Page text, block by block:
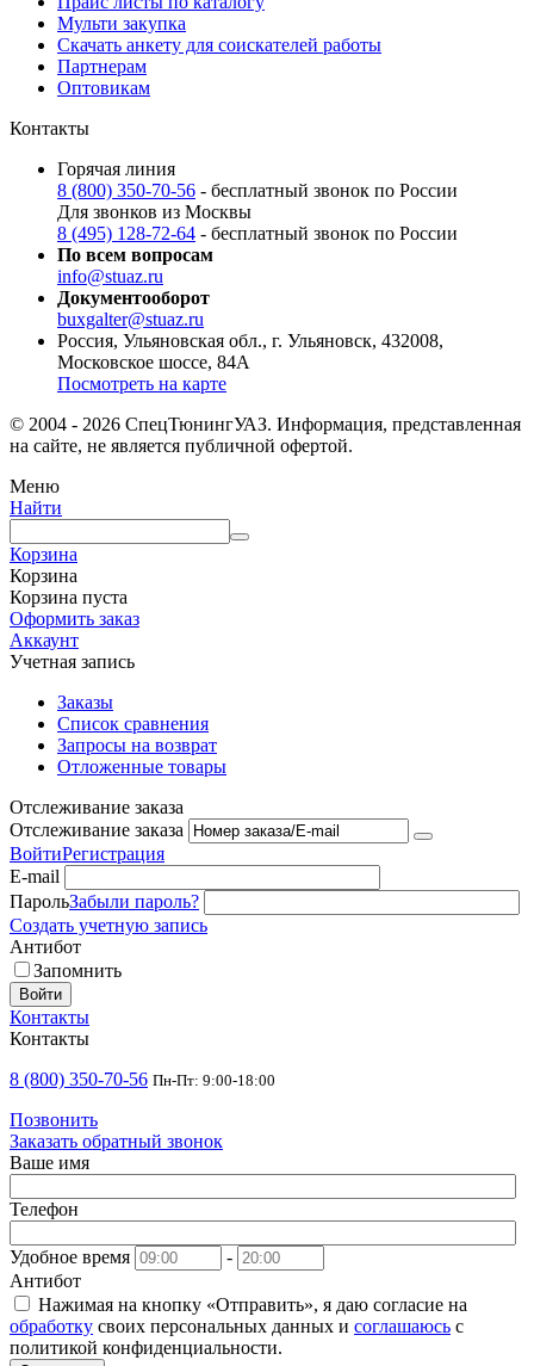
Мульти закупка
Скачать анкету для соискателей работы
Партнерам
Оптовикам
Контакты
Горячая линия
8 (800) 350-70-56 - бесплатный звонок по России
Для звонков из Москвы
8 (495) 128-72-64 - бесплатный звонок по России
По всем вопросам
info@stuaz.ru
Документооборот
buxgalter@stuaz.ru
Россия, Ульяновская обл., г. Ульяновск, 432008,
Московское шоссе, 84А
Посмотреть на карте
© 2004 - 2026 СпецТюнингУАЗ. Информация, представленная
на сайте, не является публичной офертой.
Меню
Найти
Корзина
Корзина
Корзина пуста
Оформить заказ
Аккаунт
Учетная запись
Заказы
Список сравнения
Запросы на возврат
Отложенные товары
Отслеживание заказа
Отслеживание заказа
ВойтиРегистрация
E-mail
ПарольЗабыли пароль?
Создать учетную запись
Антибот
Запомнить
Войти
Контакты
Контакты
8 (800) 350-70-56 Пн-Пт: 9:00-18:00
Позвонить
Заказать обратный звонок
Ваше имя
Телефон
Удобное время
-
Антибот
Нажимая на кнопку «Отправить», я даю согласие на
обработку своих персональных данных и соглашаюсь с
политикой конфиденциальности.